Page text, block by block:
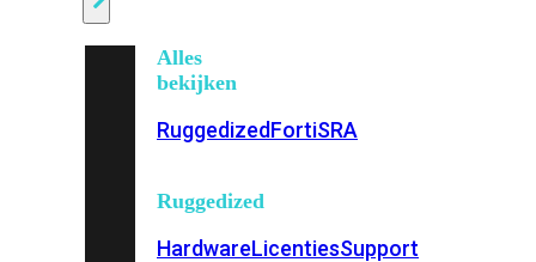
Alles
bekijken
RuggedizedFortiSRA
Ruggedized
HardwareLicentiesSupport